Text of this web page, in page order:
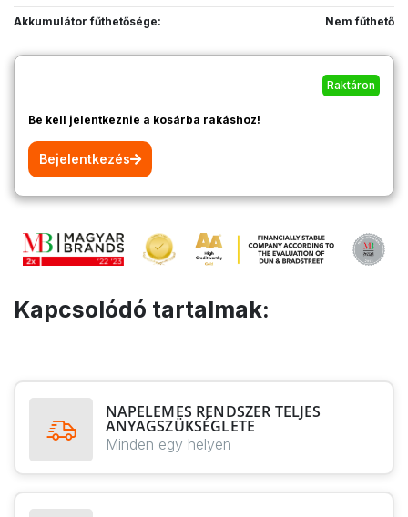
Akkumulátor fűthetősége: Nem fűthető
Raktáron
Be kell jelentkeznie a kosárba rakáshoz!
Bejelentkezés
Kapcsolódó tartalmak:
NAPELEMES RENDSZER TELJES
ANYAGSZÜKSÉGLETE
Minden egy helyen